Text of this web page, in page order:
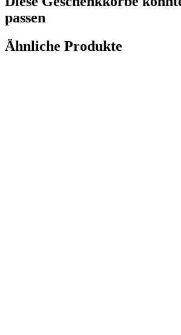
passen
Ähnliche Produkte